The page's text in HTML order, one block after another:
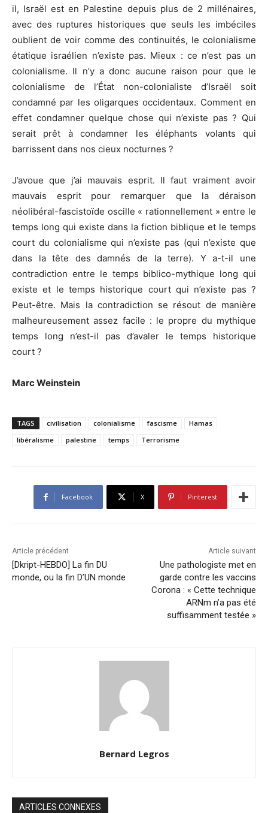
il, Israël est en Palestine depuis plus de 2 millénaires,
avec des ruptures historiques que seuls les imbéciles
oublient de voir comme des continuités, le colonialisme
étatique israélien n’existe pas. Mieux : ce n’est pas un
colonialisme. Il n’y a donc aucune raison pour que le
colonialisme de l’État non-colonialiste d’Israël soit
condamné par les oligarques occidentaux. Comment en
effet condamner quelque chose qui n’existe pas ? Qui
serait prêt à condamner les éléphants volants qui
barrissent dans nos cieux nocturnes ?
J’avoue que j’ai mauvais esprit. Il faut vraiment avoir
mauvais esprit pour remarquer que la déraison
néolibéral-fascistoïde oscille « rationnellement » entre le
temps long qui existe dans la fiction biblique et le temps
court du colonialisme qui n’existe pas (qui n’existe que
dans la tête des damnés de la terre). Y a-t-il une
contradiction entre le temps biblico-mythique long qui
existe et le temps historique court qui n’existe pas ?
Peut-être. Mais la contradiction se résout de manière
malheureusement assez facile : le propre du mythique
temps long n’est-il pas d’avaler le temps historique
court ?
Marc Weinstein
TAGS civilisation colonialisme fascisme
Hamas
libéralisme
palestine temps Terrorisme
Facebook X Pinterest
Article précédent
[Dkript-HEBDO] La fin DU
monde, ou la fin D’UN monde
Article suivant
Une pathologiste met en
garde contre les vaccins
Corona : « Cette technique
ARNm n’a pas été
suffisamment testée »
Bernard Legros
ARTICLES CONNEXES